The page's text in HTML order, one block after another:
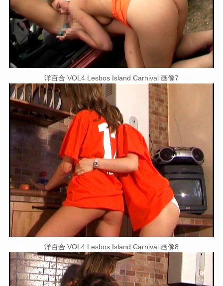
洋百合 VOL4 Lesbos Island Carnival 画像7
洋百合 VOL4 Lesbos Island Carnival 画像8